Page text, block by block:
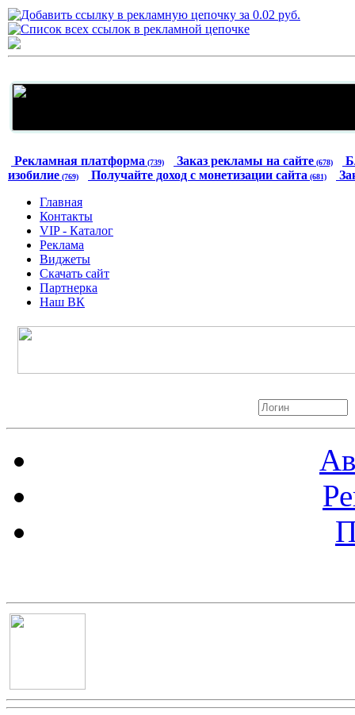
Рекламная платформа (739) Заказ рекламы на сайте (678)
изобилие (769) Получайте доход с монетизации сайта (681)
Главная
Контакты
VIP - Каталог
Реклама
Виджеты
Скачать сайт
Партнерка
Наш ВК